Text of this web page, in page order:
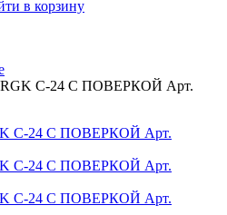
в корзину
RGK C-24 С ПОВЕРКОЙ Арт.